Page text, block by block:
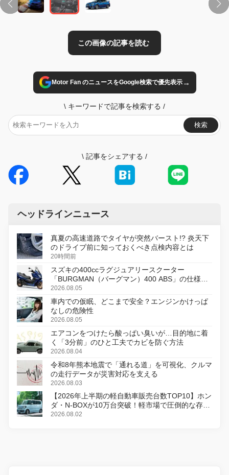
Motor Fan のニュースをGoogle検索で優先表示→
\ キーワードで記事を検索する /
検索
\ 記事をシェアする /
ヘッドラインニュース
真夏の高速道路でタイヤが突然バースト!? 炎天下
のドライブ前に知っておくべき点検内容とは
20時間前
スズキの400ccラグジュアリースクーター
「BURGMAN（バーグマン）400 ABS」の仕様を
変更し、8月18日に発売
2026.08.05
車内での仮眠、どこまで安全？エンジンかけっぱ
なしの危険性
2026.08.05
エアコンをつけたら酸っぱい臭いが…目的地に着
く「3分前」のひと工夫でカビを防ぐ方法
2026.08.04
令和8年熊本地震で「通れる道」を可視化、クルマ
の走行データが災害対応を支える
2026.08.03
【2026年上半期の軽自動車販売台数TOP10】ホン
ダ・N-BOXが10万台突破！軽市場で圧倒的な存在
感
2026.08.02